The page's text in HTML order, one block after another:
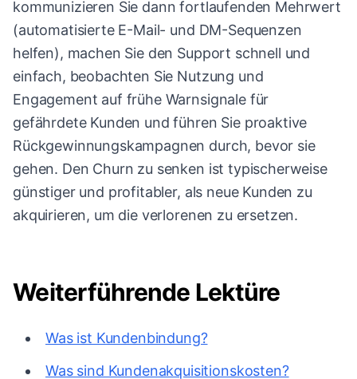
kommunizieren Sie dann fortlaufenden Mehrwert
(automatisierte E-Mail- und DM-Sequenzen
helfen), machen Sie den Support schnell und
einfach, beobachten Sie Nutzung und
Engagement auf frühe Warnsignale für
gefährdete Kunden und führen Sie proaktive
Rückgewinnungskampagnen durch, bevor sie
gehen. Den Churn zu senken ist typischerweise
günstiger und profitabler, als neue Kunden zu
akquirieren, um die verlorenen zu ersetzen.
Weiterführende Lektüre
Was ist Kundenbindung?
Was sind Kundenakquisitionskosten?